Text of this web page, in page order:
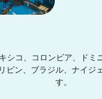
コ、コロンビア、ド
ン、ブラジル、ナイ
す。